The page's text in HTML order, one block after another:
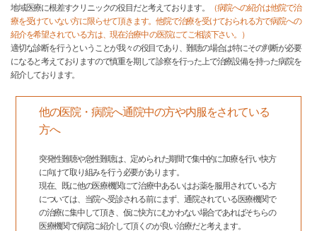
地域医療に根差すクリニックの役目だと考えております。
（病院への紹介は他院で治
療を受けていない方に限らせて頂きます。他院で治療を受けておられる方で病院への
紹介を希望されている方は、現在治療中 の医院にてご相談下さい。）
適切な診断を行うということが我々の役目であり、難聴の場合は特にその判断が必要
になると考えておりますので慎重を期して診察を行った上で治療設備を持った病院を
紹介しております。
他の医院・病院へ通院中の方や内服をされている
方へ
突発性難聴や急性難聴は、定められた期間で集中的に加療を行い快方
に向けて取り組みを行う必要があります。
現在、既に他の医療機関にて治療中あるいはお薬を服用されている方
については、当院へ受診される前にまず、通院されている医療機関で
の治療に集中して頂き、仮に快方にむかわない場合であればそちらの
医療機関で病院に紹介して頂くのが良い治療だと考えます。